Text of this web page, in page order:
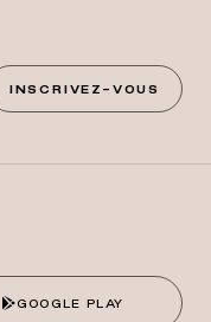
INSCRIVEZ-VOUS
GOOGLE PLAY